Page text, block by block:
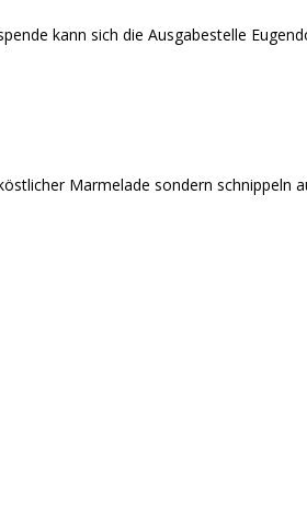
kann sich die Ausgabestelle
Marmelade sondern schnippeln